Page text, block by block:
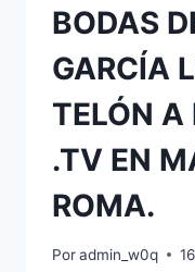
BODAS
GARCÍA
TELÓN A
.TV EN
ROMA.
Poradmin_w0q